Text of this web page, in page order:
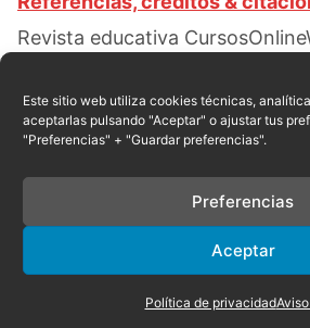
Este sitio web utiliza cookies técnicas,
aceptarlas pulsando "Aceptar" o ajustar tus
"Preferencias" + "Guardar preferencias".
Aceptar
Preferencias
Política de privacidad
Revista educativa
valores. Escrito por:Elizabeth
Pantaleón. Obtenido en fecha
https://cursosonlineweb.com/
Privacidad|Referencias|